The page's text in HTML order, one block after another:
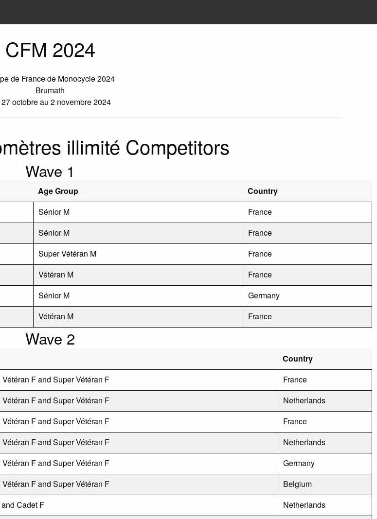
CFM 2024
de France de Monocycle 2024
Brumath
octobre au 2 novembre 2024
illimité Competitors
Wave 1
Age Group
Country
Sénior M
France
Sénior M
France
Super Vétéran M
France
Vétéran M
France
Sénior M
Germany
Vétéran M France
Wave 2
Country
F and Super Vétéran F
France
F and Super Vétéran F
Netherlands
F and Super Vétéran F
France
F and Super Vétéran F
Netherlands
F and Super Vétéran F
Germany
F and Super Vétéran F
Belgium
Cadet F
Netherlands